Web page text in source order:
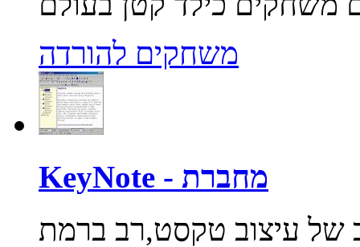
משחקים להורדה
KeyNote - מחברת